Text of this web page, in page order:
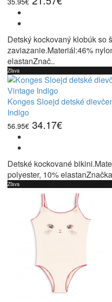
Detský kockovaný klobúk so
zaviazanie.Materiál:46%
elastanZnač..
Zľava
Konges Sloejd detské
Indigo
56.95€ 34.17€
Detské kockované
polyester, 10%
Zľava